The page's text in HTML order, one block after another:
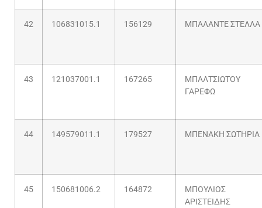
42 106831015.1 156129 ΜΠΑΛΑΝΤΕ ΣΤΕΛΛΑ
43 121037001.1 167265
ΜΠΑΛΤΣΙΩΤΟΥ
ΓΑΡΕΦΩ
44 149579011.1 179527 ΜΠΕΝΑΚΗ ΣΩΤΗΡΙΑ
45 150681006.2 164872
ΜΠΟΥΛΙΟΣ
ΑΡΙΣΤΕΙΔΗΣ